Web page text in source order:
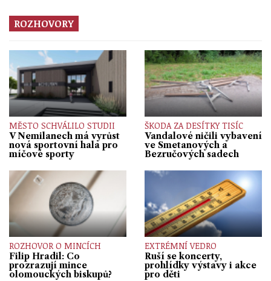
ROZHOVORY
MĚSTO SCHVÁLILO STUDII
V Nemilanech má vyrůst
nová sportovní hala pro
míčové sporty
ŠKODA ZA DESÍTKY TISÍC
Vandalové ničili vybavení
ve Smetanových a
Bezručových sadech
ROZHOVOR O MINCÍCH
Filip Hradil: Co
prozrazují mince
olomouckých biskupů?
EXTRÉMNÍ VEDRO
Ruší se koncerty,
prohlídky výstavy i akce
pro děti